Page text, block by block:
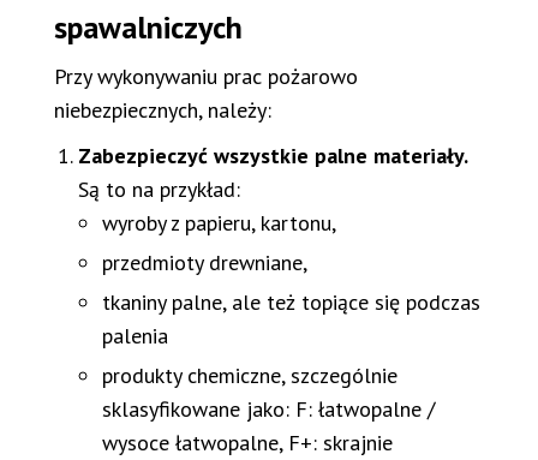
spawalniczych
Przy wykonywaniu prac pożarowo
niebezpiecznych, należy:
Zabezpieczyć wszystkie palne materiały.
Są to na przykład:
wyroby z papieru, kartonu,
przedmioty drewniane,
tkaniny palne, ale też topiące się podczas
palenia
produkty chemiczne, szczególnie
sklasyfikowane jako: F: łatwopalne /
wysoce łatwopalne, F+: skrajnie